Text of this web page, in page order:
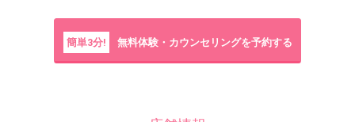
簡単3分! 無料体験・カウンセリングを予約する